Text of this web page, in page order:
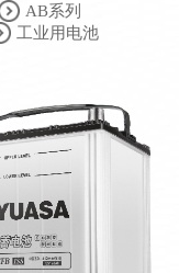
AB系列
工业用电池